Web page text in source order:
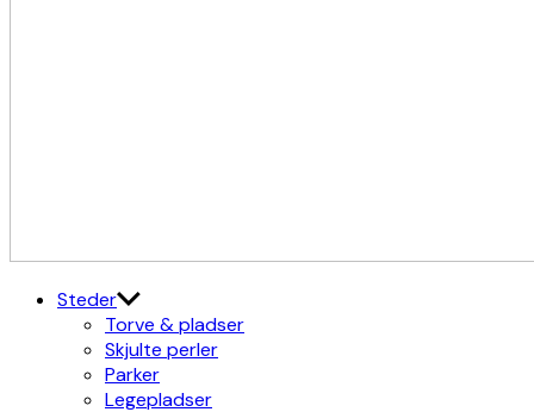
Steder
Torve & pladser
Skjulte perler
Parker
Legepladser